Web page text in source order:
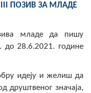
ПОЗИВ ЗА МЛАДЕ
младе да пишу
до 28.6.2021. године
идеју и желиш да
друштвеног значаја,